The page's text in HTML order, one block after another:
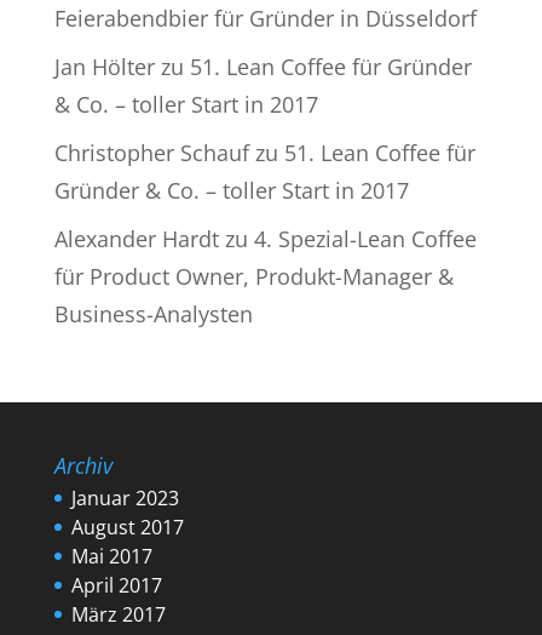
Feierabendbier für Gründer in Düsseldorf
Jan Hölterzu 51. Lean Coffee für Gründer
& Co. – toller Start in 2017
Christopher Schaufzu 51. Lean Coffee für
Gründer & Co. – toller Start in 2017
Alexander Hardtzu 4. Spezial-Lean Coffee
für Product Owner, Produkt-Manager &
Business-Analysten
Archiv
Januar 2023
August 2017
Mai 2017
April 2017
März 2017